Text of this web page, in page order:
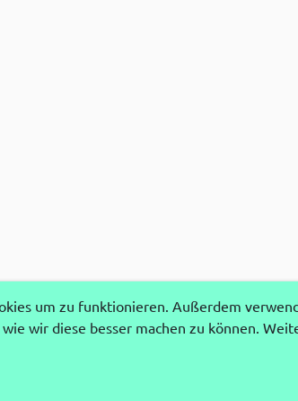
um zu funktionieren. Außerdem
wir diese besser machen zu können.